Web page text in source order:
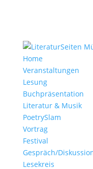
Home
Veranstaltungen
Lesung
Buchpräsentation
Literatur & Musik
PoetrySlam
Vortrag
Festival
Gespräch/
Lesekreis